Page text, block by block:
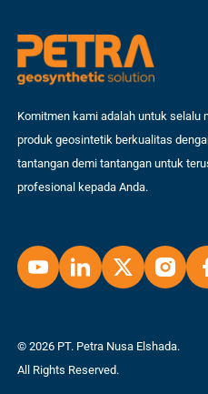
Komitmen kami adalah untuk selalu
produk geosintetik berkualitas
tantangan demi tantangan untuk
profesional kepada Anda.
© 2026 PT. Petra Nusa Elshada.
All Rights Reserved.